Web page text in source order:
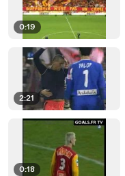
0:19
2:21
0:18